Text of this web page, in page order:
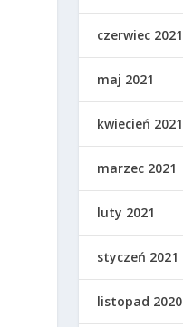
czerwiec 2021
maj 2021
kwiecień 2021
marzec 2021
luty 2021
styczeń 2021
listopad 2020